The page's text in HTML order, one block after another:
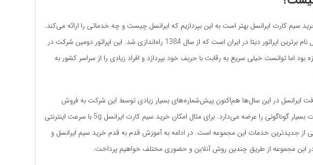
سیم کارت ایرانسل بهتر است به این بپردازیم که ایرانسل چیست و چه خدماتی را ارائه می‌کند.
ام تی ان ایرانسل نام برترین اپراتور دیتا در ایران است که از سال 1384 راه‌اندازی شد. این اپراتور دومین شرکت در
بود اما توانست خیلی سریع به رقابت با حریف خود بپردازد و افراد زیادی را از سراسر کشور به
ایرانسل در این سال‌ها هم‌اکنون پیش‌شماره‌های بسیار زیادی توسط این شرکت به فروش
می‌رسد و خدمات بسیار گوناگونی را عرضه می‌دارد. برای مثال امکان خرید سیم کارت ایرانسل 5g با سرعت اینترنتی
جدیدترین خدمات این مجموعه است. در ادامه به آموزش قدم به قدم خرید سیم ایرانسل و
این مجموعه از طریق چندین روش آنلاین و حضوری مختلف خواهیم پرداخت.